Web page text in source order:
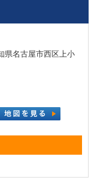
名古屋市西区上小